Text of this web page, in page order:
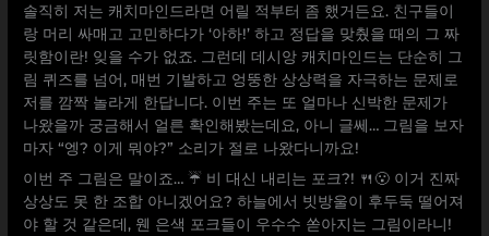
솔직히 저는 캐치마인드라면 어릴 적부터 좀 했거든요. 친구들이
랑 머리 싸매고 고민하다가 ‘아하!’ 하고 정답을 맞췄을 때의 그 짜
릿함이란! 잊을 수가 없죠. 그런데 데시앙 캐치마인드는 단순히 그
림 퀴즈를 넘어, 매번 기발하고 엉뚱한 상상력을 자극하는 문제로
저를 깜짝 놀라게 한답니다. 이번 주는 또 얼마나 신박한 문제가
나왔을까 궁금해서 얼른 확인해봤는데요, 아니 글쎄… 그림을 보자
마자 “엥? 이게 뭐야?” 소리가 절로 나왔다니까요!
이번 주 그림은 말이죠… ☔ 비 대신 내리는 포크?! 🍴😮 이거 진짜
상상도 못 한 조합 아니겠어요? 하늘에서 빗방울이 후두둑 떨어져
야 할 것 같은데, 웬 은색 포크들이 우수수 쏟아지는 그림이라니!